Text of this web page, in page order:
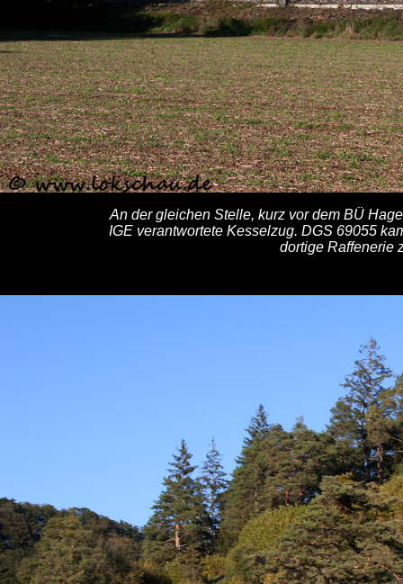
An der gleichen Stelle, kurz vor dem BÜ
IGE verantwortete Kesselzug. DGS 69055
dortige Raffenerie